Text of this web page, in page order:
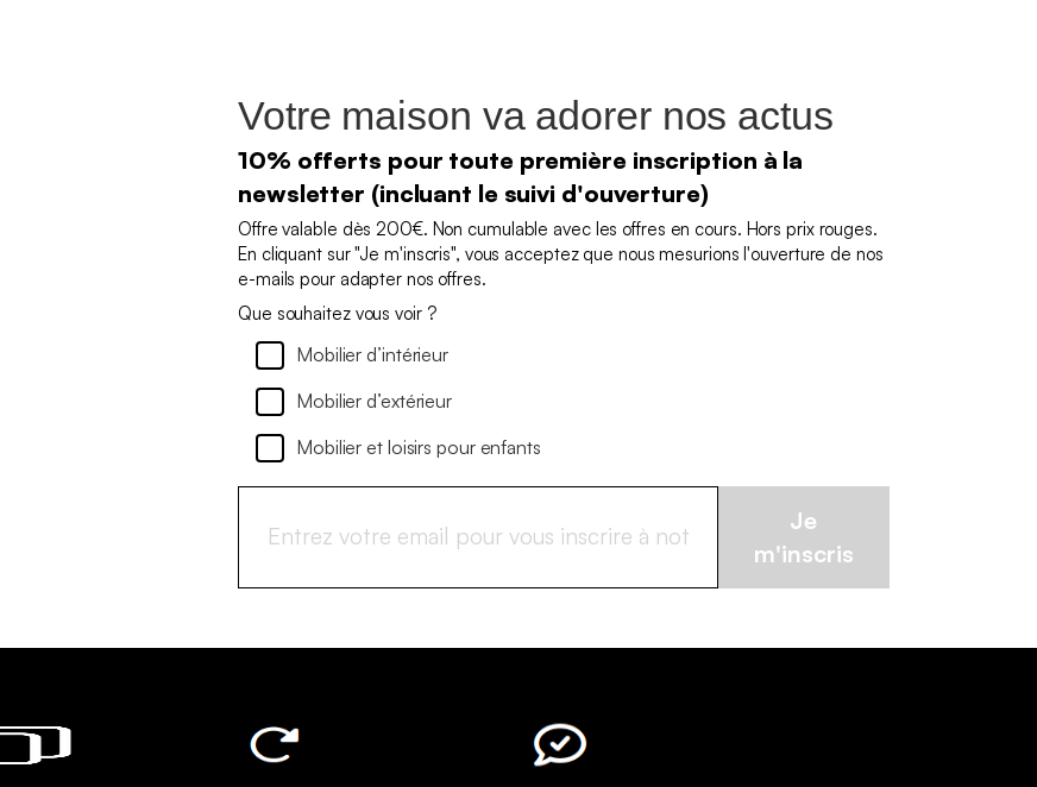
Votre maison va adorer nos actus
10% offerts pour toute première inscription à la
newsletter (incluant le suivi d'ouverture)
Offre valable dès 200€. Non cumulable avec les offres en cours. Hors prix rouges.
En cliquant sur "Je m'inscris", vous acceptez que nous mesurions l'ouverture de nos
e-mails pour adapter nos offres.
Que souhaitez vous voir ?
Mobilier d’intérieur
Mobilier d’extérieur
Mobilier et loisirs pour enfants
Je
m'inscris